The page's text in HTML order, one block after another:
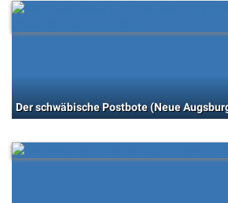
Der schwäbische Postbote (Neue